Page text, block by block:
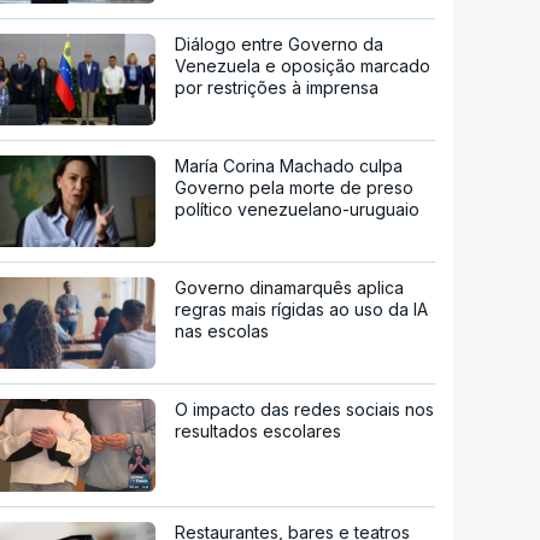
Diálogo entre Governo da
Venezuela e oposição marcado
por restrições à imprensa
María Corina Machado culpa
Governo pela morte de preso
político venezuelano-uruguaio
Governo dinamarquês aplica
regras mais rígidas ao uso da IA
nas escolas
O impacto das redes sociais nos
resultados escolares
Restaurantes, bares e teatros